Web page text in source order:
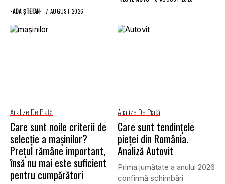
•ADA ȘTEFAN 7 AUGUST 2026
Analize De Piață
Care sunt noile criterii de
selecție a mașinilor?
Prețul rămâne important,
însă nu mai este suficient
pentru cumpărători
Analize De Piață
Care sunt tendințele
pieței din România.
Analiză Autovit
Prima jumătate a anului 2026
confirmă schimbări